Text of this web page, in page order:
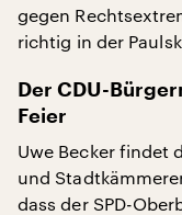
gegen
richtig in der
Der CDU-
Feier
Uwe Becker findet
und
dass der SPD-